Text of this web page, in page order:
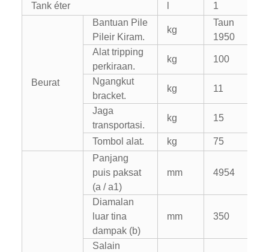
Tank éter 1
Beurat
Bantuan Pile
Pileir Kiram.
kg
Taun
1950
Alat tripping
perkiraan.
kg 100
Ngangkut
bracket.
kg 11
Jaga
transportasi.
kg 15
Tombol alat. kg 75
Panjang
puis paksat
(a / a1)
mm 4954
Diamalan
luar tina
dampak (b)
mm 350
Salain